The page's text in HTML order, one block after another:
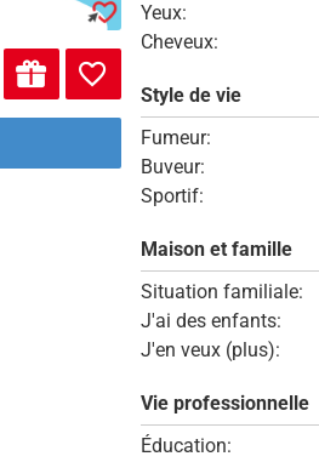
Yeux:
Cheveux:
Style de vie
Fumeur:
Buveur:
Sportif:
Maison et famille
Situation familiale:
J'ai des enfants:
J'en veux (plus):
Vie professionnelle
Éducation: